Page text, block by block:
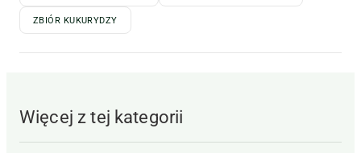
ZBIÓR KUKURYDZY
Więcej z tej kategorii